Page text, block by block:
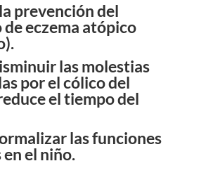
prevención del
eczema atópico
las molestias
por el cólico del
el tiempo del
las funciones
el niño.